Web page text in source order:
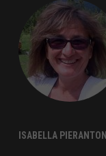
ISABELLA PIERANTONI